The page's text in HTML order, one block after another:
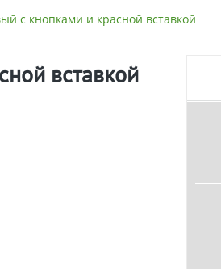
с кнопками и красной вставкой
вставкой